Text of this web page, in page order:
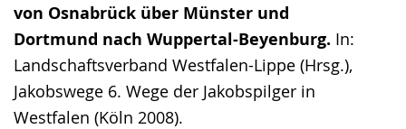
von Osnabrück über Münster und
Dortmund nach Wuppertal-Beyenburg. In:
Landschaftsverband Westfalen-Lippe (Hrsg.),
Jakobswege 6. Wege der Jakobspilger in
Westfalen (Köln 2008).